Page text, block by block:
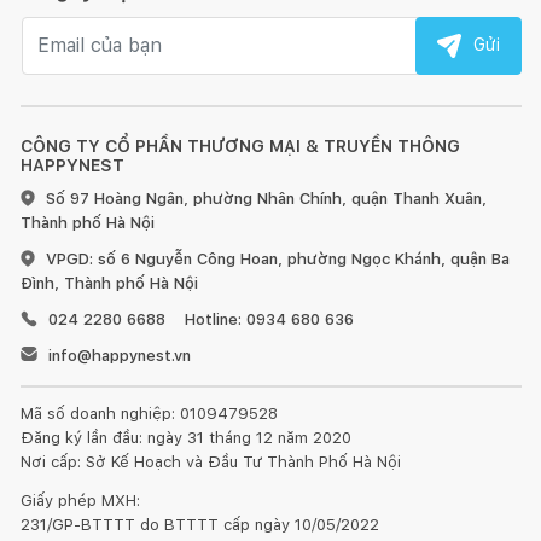
Máy rửa bát Bosch SMS4EVI14E với tính năng rửa nửa tải giúp
tiết kiệm điện và nước, dù là trong trường hợp rửa nửa tải
nhưng vẫn mang lại hiệu quả sấy và rửa hoàn hảo.
Tính năng rửa nửa tải tiện lợi của máy rửa bát
Máy rửa bát Bosch SMS4EVI14E với động cơ không chổi than
EcoSilence Drive giúp máy hoạt động êm ái và tiết kiệm năng
động cơ EcoSilence Drive.
CÔNG TY CỔ PHẦN THƯƠNG MẠI & TRUYỀN THÔNG
HAPPYNEST
Số 97 Hoàng Ngân, phường Nhân Chính, quận Thanh Xuân,
Thành phố Hà Nội
VPGD: số 6 Nguyễn Công Hoan, phường Ngọc Khánh, quận Ba
Đình, Thành phố Hà Nội
024 2280 6688
Hotline: 0934 680 636
info@happynest.vn
Mã số doanh nghiệp: 0109479528
Đăng ký lần đầu: ngày 31 tháng 12 năm 2020
Nơi cấp: Sở Kế Hoạch và Đầu Tư Thành Phố Hà Nội
Giấy phép MXH:
231/GP-BTTTT do BTTTT cấp ngày 10/05/2022
Gửi